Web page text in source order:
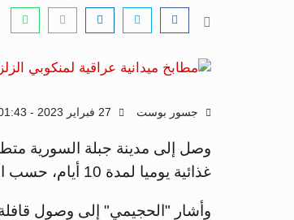
جسور بوست
غذائية يوميا لمدة 10 أيام، حسب القائم بأعمال السفارة العراقية ياسين شريف الحجيمي.
وأشار "الحجيمي" إلى وصول قافلة